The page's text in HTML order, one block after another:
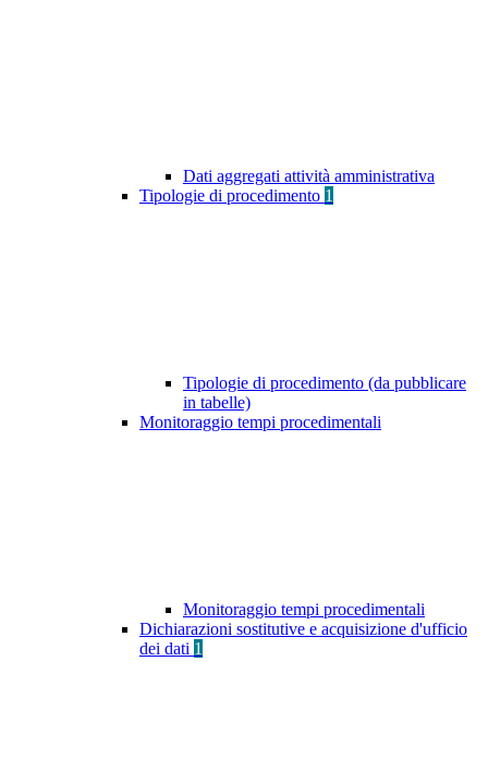
Dati aggregati attività amministrativa
Tipologie di procedimento 1
Tipologie di procedimento (da pubblicare
in tabelle)
Monitoraggio tempi procedimentali
Monitoraggio tempi procedimentali
Dichiarazioni sostitutive e acquisizione d'ufficio
dei dati 1